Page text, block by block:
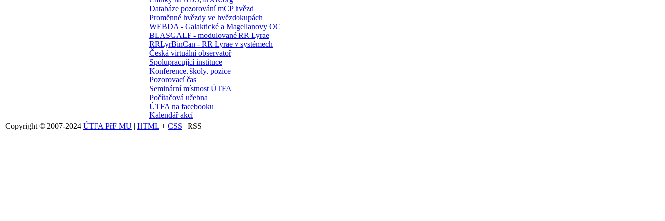
Databáze pozorování mCP hvězd
Proměnné hvězdy ve hvězdokupách
WEBDA - Galaktické a Magellanovy OC
BLASGALF - modulované RR Lyrae
RRLyrBinCan - RR Lyrae v systémech
Česká virtuální observatoř
Spolupracující instituce
Konference, školy, pozice
Pozorovací čas
Seminární místnost ÚTFA
Počítačová učebna
ÚTFA na facebooku
Kalendář akcí
Copyright © 2007-2024 ÚTFA PřF MU | HTML + CSS | RSS